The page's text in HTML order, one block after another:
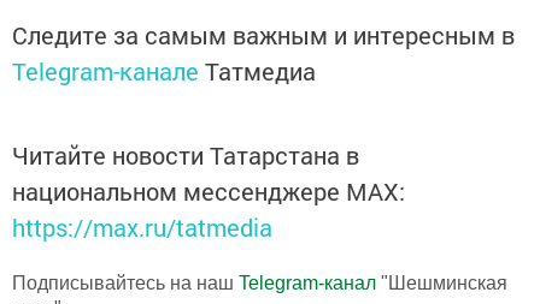
Следите за самым важным и интересным в
Telegram-канале Татмедиа
Читайте новости Татарстана в
национальном мессенджере MАХ:
https://max.ru/tatmedia
Подписывайтесь на наш Telegram-канал "Шешминская